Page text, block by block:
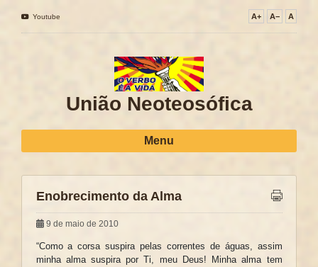
Youtube A+ A− A
União Neoteosófica
Menu
Enobrecimento da Alma
9 de maio de 2010
“Como a corsa suspira pelas correntes de águas, assim
minha alma suspira por Ti, meu Deus! Minha alma tem